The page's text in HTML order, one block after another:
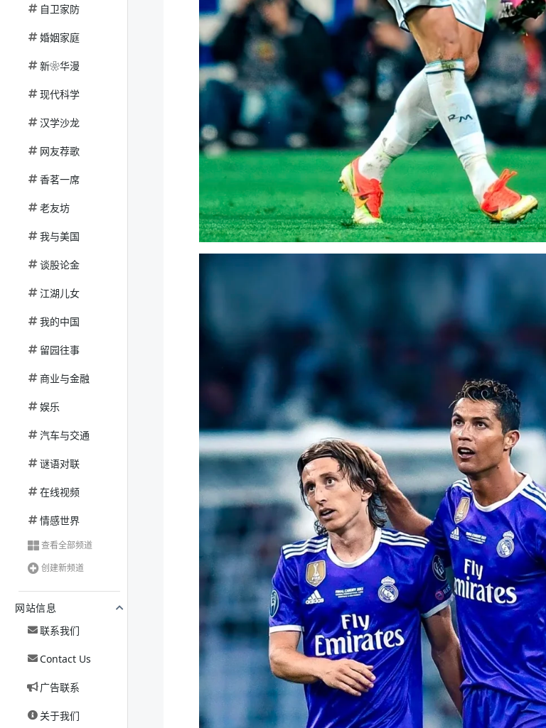
自卫家防
婚姻家庭
新❀华漫
现代科学
汉学沙龙
网友荐歌
香茗一席
老友坊
我与美国
谈股论金
江湖儿女
我的中国
留园往事
商业与金融
娱乐
汽车与交通
谜语对联
在线视频
情感世界
查看全部频道
创建新频道
网站信息
联系我们
Contact Us
广告联系
关于我们